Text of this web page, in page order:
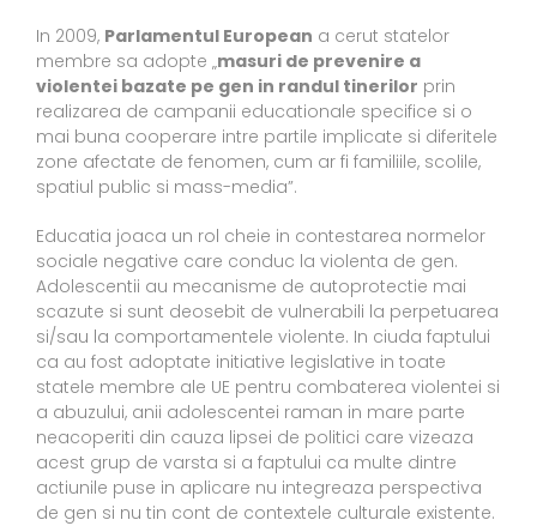
In 2009, Parlamentul European a cerut statelor
membre sa adopte „masuri de prevenire a
violentei bazate pe gen in randul tinerilor prin
realizarea de campanii educationale specifice si o
mai buna cooperare intre partile implicate si diferitele
zone afectate de fenomen, cum ar fi familiile, scolile,
spatiul public si mass-media”.
Educatia joaca un rol cheie in contestarea normelor
sociale negative care conduc la violenta de gen.
Adolescentii au mecanisme de autoprotectie mai
scazute si sunt deosebit de vulnerabili la perpetuarea
si/sau la comportamentele violente. In ciuda faptului
ca au fost adoptate initiative legislative in toate
statele membre ale UE pentru combaterea violentei si
a abuzului, anii adolescentei raman in mare parte
neacoperiti din cauza lipsei de politici care vizeaza
acest grup de varsta si a faptului ca multe dintre
actiunile puse in aplicare nu integreaza perspectiva
de gen si nu tin cont de contextele culturale existente.